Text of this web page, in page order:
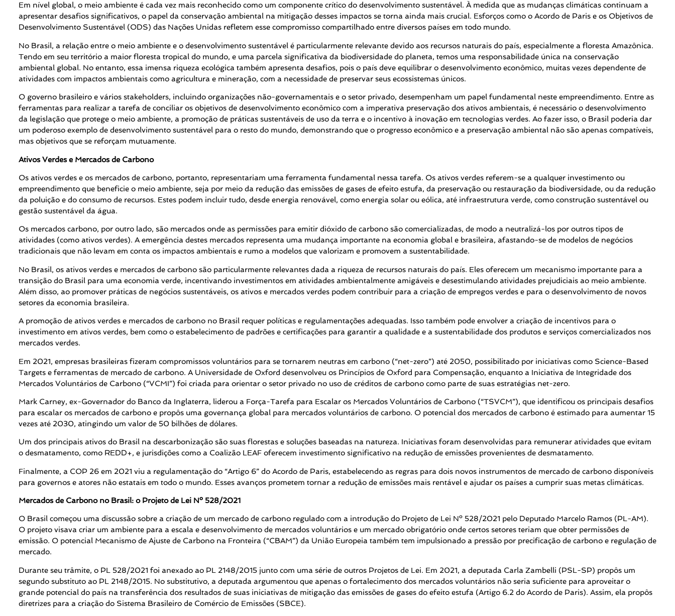
Em nível global, o meio ambiente é cada vez mais reconhecido como um componente crítico do desenvolvimento sustentável. À medida que as mudanças climáticas continuam a
apresentar desafios significativos, o papel da conservação ambiental na mitigação desses impactos se torna ainda mais crucial. Esforços como o Acordo de Paris e os Objetivos de
Desenvolvimento Sustentável (ODS) das Nações Unidas refletem esse compromisso compartilhado entre diversos países em todo mundo.
No Brasil, a relação entre o meio ambiente e o desenvolvimento sustentável é particularmente relevante devido aos recursos naturais do país, especialmente a floresta Amazônica.
Tendo em seu território a maior floresta tropical do mundo, e uma parcela significativa da biodiversidade do planeta, temos uma responsabilidade única na conservação
ambiental global. No entanto, essa imensa riqueza ecológica também apresenta desafios, pois o país deve equilibrar o desenvolvimento econômico, muitas vezes dependente de
atividades com impactos ambientais como agricultura e mineração, com a necessidade de preservar seus ecossistemas únicos.
O governo brasileiro e vários stakeholders, incluindo organizações não-governamentais e o setor privado, desempenham um papel fundamental neste empreendimento. Entre as
ferramentas para realizar a tarefa de conciliar os objetivos de desenvolvimento econômico com a imperativa preservação dos ativos ambientais, é necessário o desenvolvimento
da legislação que protege o meio ambiente, a promoção de práticas sustentáveis de uso da terra e o incentivo à inovação em tecnologias verdes. Ao fazer isso, o Brasil poderia dar
um poderoso exemplo de desenvolvimento sustentável para o resto do mundo, demonstrando que o progresso econômico e a preservação ambiental não são apenas compatíveis,
mas objetivos que se reforçam mutuamente.
Ativos Verdes e Mercados de Carbono
Os ativos verdes e os mercados de carbono, portanto, representariam uma ferramenta fundamental nessa tarefa. Os ativos verdes referem-se a qualquer investimento ou
empreendimento que beneficie o meio ambiente, seja por meio da redução das emissões de gases de efeito estufa, da preservação ou restauração da biodiversidade, ou da redução
da poluição e do consumo de recursos. Estes podem incluir tudo, desde energia renovável, como energia solar ou eólica, até infraestrutura verde, como construção sustentável ou
gestão sustentável da água.
Os mercados carbono, por outro lado, são mercados onde as permissões para emitir dióxido de carbono são comercializadas, de modo a neutralizá-los por outros tipos de
atividades (como ativos verdes). A emergência destes mercados representa uma mudança importante na economia global e brasileira, afastando-se de modelos de negócios
tradicionais que não levam em conta os impactos ambientais e rumo a modelos que valorizam e promovem a sustentabilidade.
No Brasil, os ativos verdes e mercados de carbono são particularmente relevantes dada a riqueza de recursos naturais do país. Eles oferecem um mecanismo importante para a
transição do Brasil para uma economia verde, incentivando investimentos em atividades ambientalmente amigáveis e desestimulando atividades prejudiciais ao meio ambiente.
Além disso, ao promover práticas de negócios sustentáveis, os ativos e mercados verdes podem contribuir para a criação de empregos verdes e para o desenvolvimento de novos
setores da economia brasileira.
A promoção de ativos verdes e mercados de carbono no Brasil requer políticas e regulamentações adequadas. Isso também pode envolver a criação de incentivos para o
investimento em ativos verdes, bem como o estabelecimento de padrões e certificações para garantir a qualidade e a sustentabilidade dos produtos e serviços comercializados nos
mercados verdes.
Em 2021, empresas brasileiras fizeram compromissos voluntários para se tornarem neutras em carbono (“net-zero”) até 2050, possibilitado por iniciativas como Science-Based
Targets e ferramentas de mercado de carbono. A Universidade de Oxford desenvolveu os Princípios de Oxford para Compensação, enquanto a Iniciativa de Integridade dos
Mercados Voluntários de Carbono (“VCMI”) foi criada para orientar o setor privado no uso de créditos de carbono como parte de suas estratégias net-zero.
Mark Carney, ex-Governador do Banco da Inglaterra, liderou a Força-Tarefa para Escalar os Mercados Voluntários de Carbono (“TSVCM”), que identificou os principais desafios
para escalar os mercados de carbono e propôs uma governança global para mercados voluntários de carbono. O potencial dos mercados de carbono é estimado para aumentar 15
vezes até 2030, atingindo um valor de 50 bilhões de dólares.
Um dos principais ativos do Brasil na descarbonização são suas florestas e soluções baseadas na natureza. Iniciativas foram desenvolvidas para remunerar atividades que evitam
o desmatamento, como REDD+, e jurisdições como a Coalizão LEAF oferecem investimento significativo na redução de emissões provenientes de desmatamento.
Finalmente, a COP 26 em 2021 viu a regulamentação do “Artigo 6” do Acordo de Paris, estabelecendo as regras para dois novos instrumentos de mercado de carbono disponíveis
para governos e atores não estatais em todo o mundo. Esses avanços prometem tornar a redução de emissões mais rentável e ajudar os países a cumprir suas metas climáticas.
Mercados de Carbono no Brasil: o Projeto de Lei Nº 528/2021
O Brasil começou uma discussão sobre a criação de um mercado de carbono regulado com a introdução do Projeto de Lei Nº 528/2021 pelo Deputado Marcelo Ramos (PL-AM).
O projeto visava criar um ambiente para a escala e desenvolvimento de mercados voluntários e um mercado obrigatório onde certos setores teriam que obter permissões de
emissão. O potencial Mecanismo de Ajuste de Carbono na Fronteira (“CBAM”) da União Europeia também tem impulsionado a pressão por precificação de carbono e regulação de
mercado.
Durante seu trâmite, o PL 528/2021 foi anexado ao PL 2148/2015 junto com uma série de outros Projetos de Lei. Em 2021, a deputada Carla Zambelli (PSL-SP) propôs um
segundo substituto ao PL 2148/2015. No substitutivo, a deputada argumentou que apenas o fortalecimento dos mercados voluntários não seria suficiente para aproveitar o
grande potencial do país na transferência dos resultados de suas iniciativas de mitigação das emissões de gases do efeito estufa (Artigo 6.2 do Acordo de Paris). Assim, ela propôs
diretrizes para a criação do Sistema Brasileiro de Comércio de Emissões (SBCE).